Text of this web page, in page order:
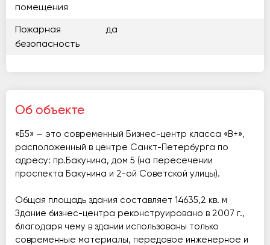
помещения
Пожарная
безопасность
да
Об объекте
«Б5» — это современный Бизнес-центр класса «B+»,
расположенный в центре Санкт-Петербурга по
адресу: пр.Бакунина, дом 5 (на пересечении
проспекта Бакунина и 2-ой Советской улицы).
Общая площадь здания составляет 14635,2 кв. м
Здание бизнес-центра реконструировано в 2007 г.,
благодаря чему в здании использованы только
современные материалы, передовое инженерное и